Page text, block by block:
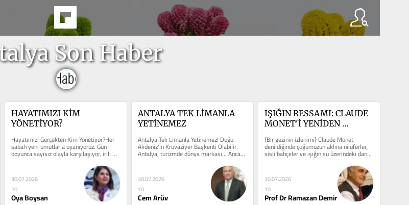
Son Haber
HAYATIMIZI KİM
YÖNETİYOR?
Hayatımızı Gerçekten Kim Yönetiyor?Her
sabah yeni umutlarla uyanıyoruz. Gün
boyunca sayısız olayla karşılaşıyor, irili
ufaklı onlarca...
30.07.2026
10
Oya Boysan
ANTALYA TEK LİMANLA
YETİNEMEZ
Antalya Tek Limanla Yetinemez! Doğu
Akdeniz'in Kruvaziyer Başkenti Olabilir.
Antalya, turizmde dünya markası... Ancak
kruvaziyer turizminde...
30.07.2026
10
Cem Arüv
IŞIĞIN RESSAMI: CLAUDE
MONET'İ YENİDEN
{Bir gezinin izlenimi} Claude Monet
denildiğinde çoğumuzun aklına nilüferler,
sisli bahçeler ve ışığın su üzerindeki dansı
gelir. Ancak...
30.07.2026
10
Prof Dr Ramazan Demir